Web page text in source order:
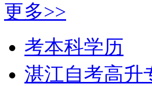
更多>>
考本科学历
湛江自考高升